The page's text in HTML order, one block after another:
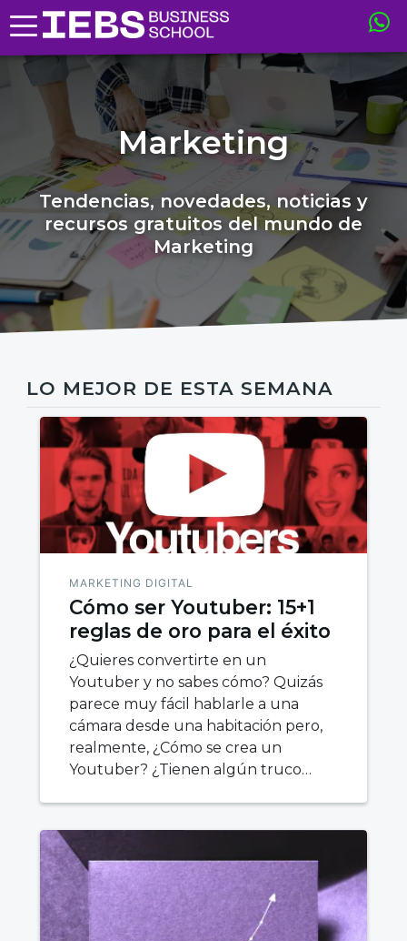
Marketing
Tendencias, novedades, noticias y
recursos gratuitos del mundo de
Marketing
LO MEJOR DE ESTA SEMANA
MARKETING DIGITAL
Cómo ser Youtuber: 15+1
reglas de oro para el éxito
¿Quieres convertirte en un
Youtuber y no sabes cómo? Quizás
parece muy fácil hablarle a una
cámara desde una habitación pero,
realmente, ¿Cómo se crea un
Youtuber? ¿Tienen algún truco…